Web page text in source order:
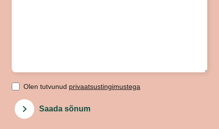
Olen tutvunud privaatsustingimustega
Saada sõnum